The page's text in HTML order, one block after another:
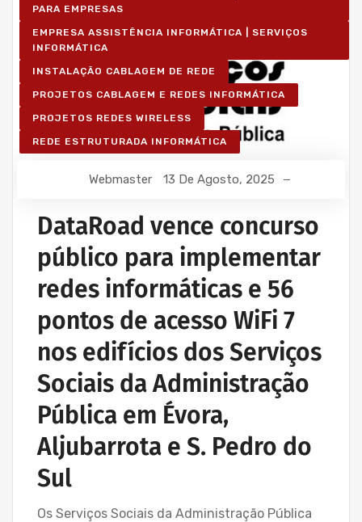
PARA EMPRESAS
EMPRESA ASSISTÊNCIA INFORMÁTICA | SERVIÇOS
INFORMÁTICA
INSTALAÇÃO CABLAGEM DE REDE
PROJETOS CABLAGEM E REDES INFORMÁTICA
PROJETOS REDES WIRELESS
REDE ESTRUTURADA INFORMÁTICA
Webmaster 13 De Agosto, 2025
DataRoad vence concurso
público para implementar
redes informáticas e 56
pontos de acesso WiFi 7
nos edifícios dos Serviços
Sociais da Administração
Pública em Évora,
Aljubarrota e S. Pedro do
Sul
Os Serviços Sociais da Administração Pública